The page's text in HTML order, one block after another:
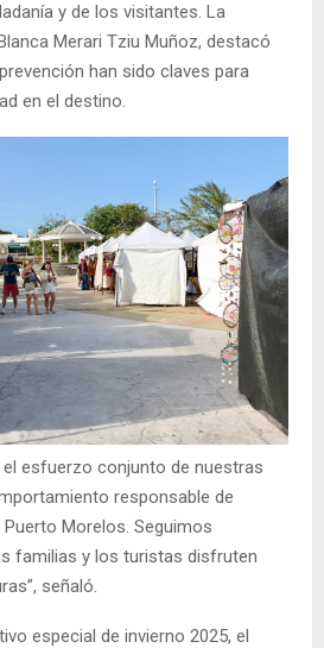
y de los visitantes. La
Merari Tziu Muñoz, destacó
han sido claves para
en el destino.
el esfuerzo conjunto de nuestras
responsable de
Morelos. Seguimos
familias y los turistas disfruten
señaló.
especial de invierno 2025, el